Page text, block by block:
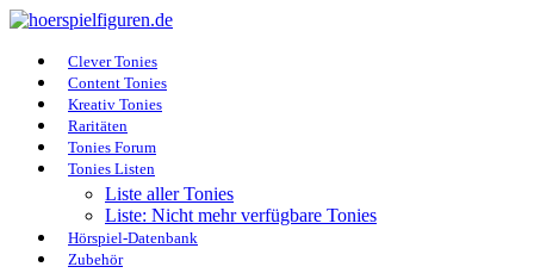
Clever Tonies
Content Tonies
Kreativ Tonies
Raritäten
Tonies Forum
Tonies Listen
Liste aller Tonies
Liste: Nicht mehr verfügbare Tonies
Hörspiel-Datenbank
Zubehör